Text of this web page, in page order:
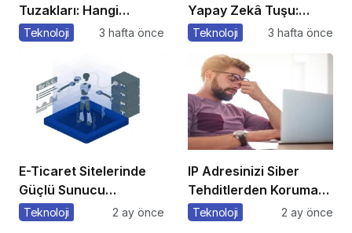
Tuzakları: Hangi
Yöntemleri
Teknoloji 3 hafta önce
Yapay Zekâ Tuşu:
Özelliklere Erişmenin
Teknoloji 3 hafta önce
E-Ticaret Sitelerinde
Güçlü Sunucu
Tercihinin Önemi
Teknoloji 2 ay önce
IP Adresinizi Siber
Tehditlerden Korumak
İçin 5 Altın Kural
Teknoloji 2 ay önce